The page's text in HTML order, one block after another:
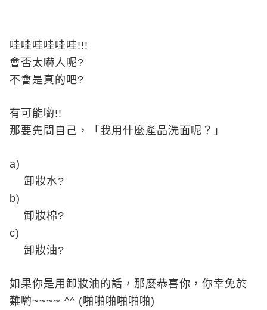
哇哇哇哇哇哇!!!
會否太嚇人呢?
不會是真的吧?
有可能喲!!
那要先問自己，「我用什麼產品洗面呢？」
a)
卸妝水?
b)
卸妝棉?
c)
卸妝油?
如果你是用卸妝油的話，那麼恭喜你，你幸免於
難喲~~~~ ^^ (啪啪啪啪啪啪)